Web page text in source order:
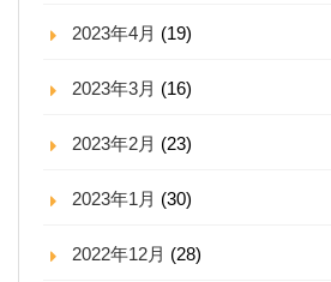
2023年4月 (19)
2023年3月 (16)
2023年2月 (23)
2023年1月 (30)
2022年12月 (28)